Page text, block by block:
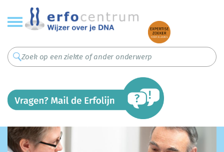
Overslaan
en
naar
inhoud
gaan